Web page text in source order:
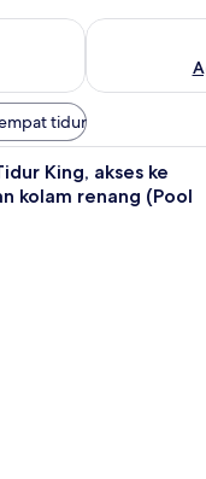
ini Agu 9 - Agu 10
Periksa
tidur
Premium, 1 Tempat
King, akses ke
kolam renang (Pool